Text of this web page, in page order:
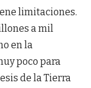
limitaciones.
a mil
en la
poco para
de la Tierra